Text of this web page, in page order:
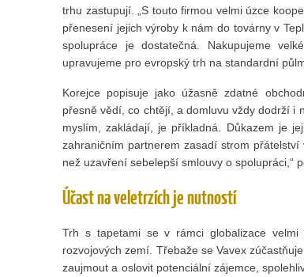
trhu zastupují. „S touto firmou velmi úzce
přenesení jejich výroby k nám do továrny v
spolupráce je dostatečná. Nakupujeme
upravujeme pro evropský trh na standardní
Korejce popisuje jako úžasně zdatné
přesně vědí, co chtějí, a domluvu vždy dodrží i
myslím, zakládají, je příkladná. Důkazem je
zahraničním partnerem zasadí strom
než uzavření sebelepší smlouvy o spolupráci,“
Účast na veletrzích je nutností
Trh s tapetami se v rámci globalizace
rozvojových zemí. Třebaže se Vavex
zaujmout a oslovit potenciální zájemce,